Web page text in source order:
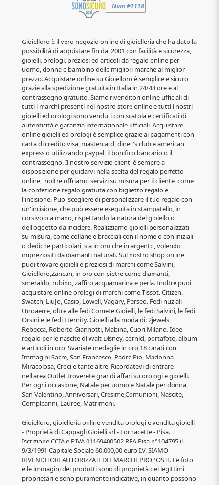
Gioielloro è il vero negozio online di gioielleria che ha dato la
possibilità di acquistare fin dal 2001 con facilità e sicurezza,
gioielli, orologi, preziosi ed articoli da regalo online per
uomo, donna e bambino delle migliori marche al miglior
prezzo. Acquistare online su Gioielloro è semplice e sicuro,
grazie alla spedizione gratuita in Italia in 24/48 ore e al
contrassegno gratuito. Siamo rivenditori online ufficiali di
tutti i marchi presenti nel nostro store online e tutti i nostri
gioielli ed orologi sono venduti con scatola e certificati di
autenticità e garanzia internazionale ufficiali. Acquistare
online gioielli ed orologi è semplice grazie ai pagamenti con
carta di credito visa, mastercard, diner's club e american
express o utilizzando paypal, il bonifico bancario o il
contrassegno. Il nostro servizio clienti è sempre a
disposizione per guidarvi nella scelta del regalo perfetto
online, inoltre offriamo servizi su misura per il cliente, come
la confezione regalo gratuita con biglietto regalo e
l'incisione. Puoi scegliere di personalizzare il tuo regalo con
un'incisione, che può essere eseguita in stampatello, in
corsivo o a mano, rispettando la natura del gioiello o
dell'oggetto da incidere. Realizziamo gioielli personalizzati
su misura, come collane e bracciali con il nome o con iniziali
o dediche particolari, sia in oro che in argento, volendo
impreziositi da diamanti naturali. Sul nostro shop online
puoi trovare gioielli e preziosi di marchi come Salvini,
Gioielloro,Zancan, in oro con pietre come diamanti,
smeraldo, rubino, zaffiro,acquamarina e perla. Inoltre puoi
acquistare online orologi di marchi come Tissot, Citizen,
Swatch, LiuJo, Casio, Lowell, Vagary, Perseo. Fedi nuziali
Unoaerre, oltre alle fedi Comete Gioielli, le fedi Salvini, le fedi
Orsini e le fedi Eternity. Gioielli alla moda di: 2jewels,
Rebecca, Roberto Giannotti, Mabina, Cuori Milano. Idee
regalo per le nascite di Walt Disney, cornici, portafoto, album
e articoli in oro. Svariate medaglie in oro 18 carati con
Immagini Sacre, San Francesco, Padre Pio, Madonna
Miracolosa, Croci e tante altre. Ricordatevi di entrare
nell'area Outlet troverete grandi affari su orologi e gioielli.
Per ogni occasione, Natale per uomo e Natale per donna,
San Valentino, Anniversari, Cresime,Comunioni, Nascite,
Compleanni, Lauree, Matrimoni.
Gioielloro, gioielleria online vendita orologi e vendita gioielli
- Proprietà di Cappagli Gioielli srl - Fornacette - Pisa.
Iscrizione CCIA e P.IVA 01169400502 REA Pisa n°104795 il
9/3/1991 Capitale Sociale 60.000,00 euro I.V. SIAMO
RIVENDITORI AUTORIZZATI DEI MARCHI PROPOSTI. Le foto
e le immagini dei prodotti sono di proprietà dei legittimi
proprietari e sono puramente indicative, in quanto possono